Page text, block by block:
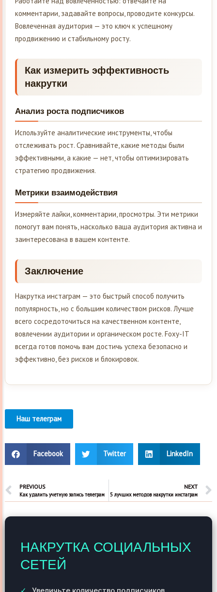
комментарии, задавайте вопросы, проводите конкурсы.
Вовлеченная аудитория — это ключ к успешному
продвижению и стабильному росту.
Как измерить эффективность
накрутки
Анализ роста подписчиков
Используйте аналитические инструменты, чтобы
отслеживать рост. Сравнивайте, какие методы были
эффективными, а какие — нет, чтобы оптимизировать
стратегию продвижения.
Метрики взаимодействия
Измеряйте лайки, комментарии, просмотры. Эти метрики
помогут вам понять, насколько ваша аудитория активна и
заинтересована в вашем контенте.
Заключение
Накрутка инстаграм — это быстрый способ получить
популярность, но с большим количеством рисков. Лучше
всего сосредоточиться на качественном контенте,
вовлечении аудитории и органическом росте. Foxy-IT
всегда готов помочь вам достичь успеха безопасно и
эффективно, без рисков и блокировок.
Наш телеграм
Facebook Twitter LinkedIn
PREVIOUS
Как удалить учетную запись телеграм
NEXT
5 лучших методов накрутки инстаграм
НАКРУТКА СОЦИАЛЬНЫХ
СЕТЕЙ